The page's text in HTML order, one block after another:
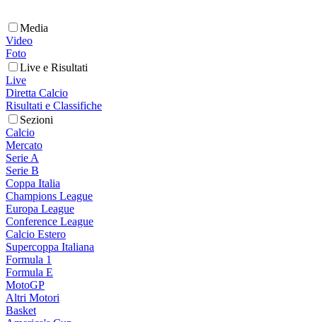
Media
Video
Foto
Live e Risultati
Live
Diretta Calcio
Risultati e Classifiche
Sezioni
Calcio
Mercato
Serie A
Serie B
Coppa Italia
Champions League
Europa League
Conference League
Calcio Estero
Supercoppa Italiana
Formula 1
Formula E
MotoGP
Altri Motori
Basket